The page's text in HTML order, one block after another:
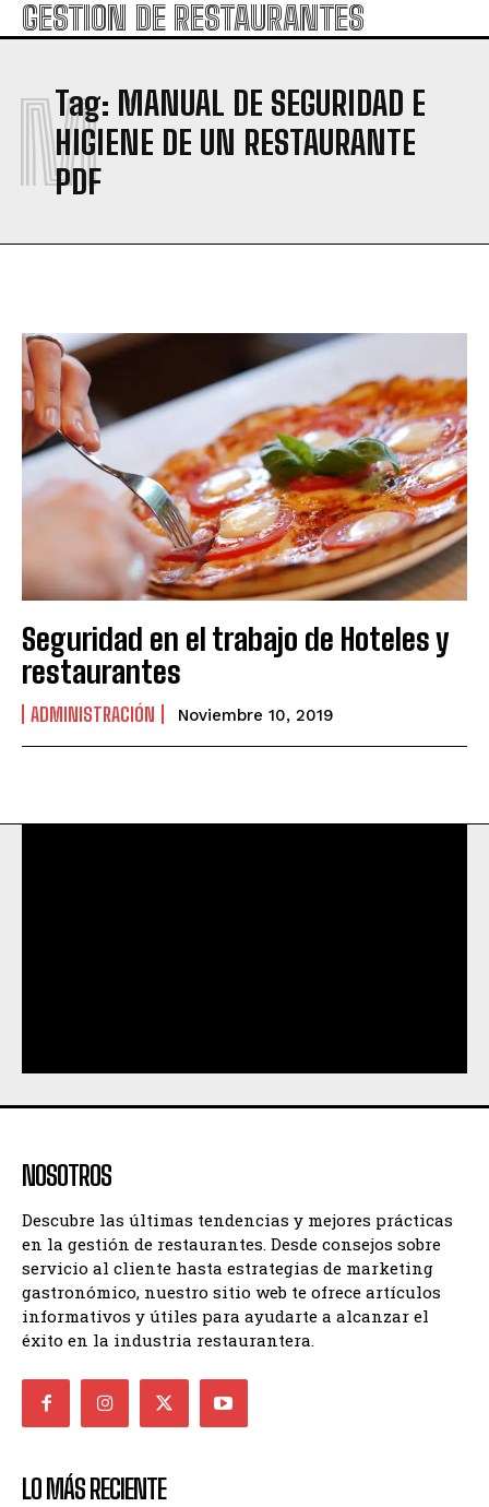
GESTION DE RESTAURANTES
Tag: MANUAL DE SEGURIDAD E
HIGIENE DE UN RESTAURANTE
PDF
M
Seguridad en el trabajo de Hoteles y
restaurantes
ADMINISTRACIÓN Noviembre 10, 2019
NOSOTROS
Descubre las últimas tendencias y mejores prácticas
en la gestión de restaurantes. Desde consejos sobre
servicio al cliente hasta estrategias de marketing
gastronómico, nuestro sitio web te ofrece artículos
informativos y útiles para ayudarte a alcanzar el
éxito en la industria restaurantera.
LO MÁS RECIENTE